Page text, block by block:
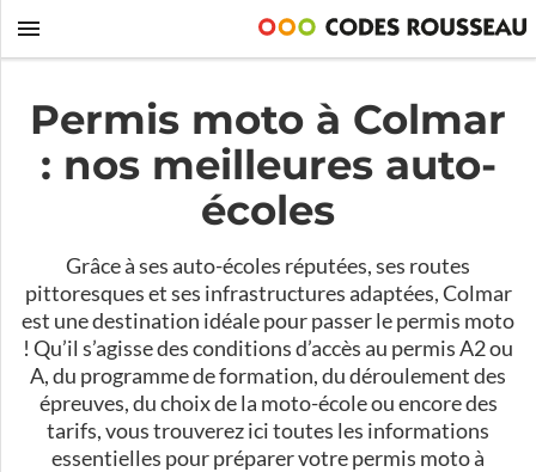
Permis moto à Colmar
: nos meilleures auto-
écoles
Grâce à ses auto-écoles réputées, ses routes
pittoresques et ses infrastructures adaptées, Colmar
est une destination idéale pour passer le permis moto
! Qu’il s’agisse des conditions d’accès au permis A2 ou
A, du programme de formation, du déroulement des
épreuves, du choix de la moto-école ou encore des
tarifs, vous trouverez ici toutes les informations
essentielles pour préparer votre permis moto à